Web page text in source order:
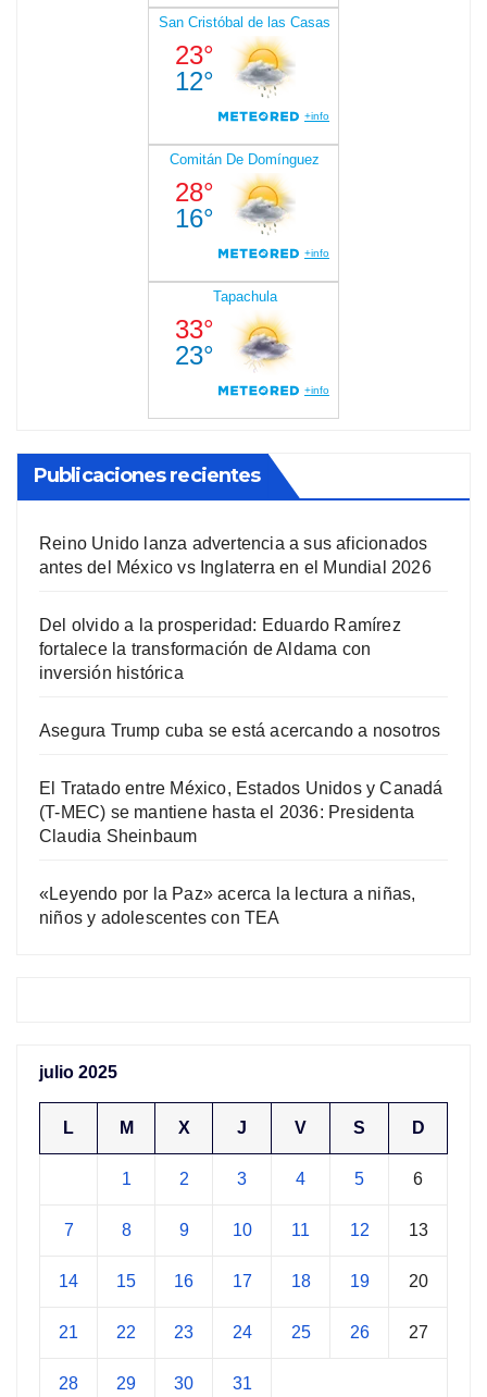
Publicaciones recientes
Reino Unido lanza advertencia a sus aficionados
antes del México vs Inglaterra en el Mundial 2026
Del olvido a la prosperidad: Eduardo Ramírez
fortalece la transformación de Aldama con
inversión histórica
Asegura Trump cuba se está acercando a nosotros
El Tratado entre México, Estados Unidos y Canadá
(T-MEC) se mantiene hasta el 2036: Presidenta
Claudia Sheinbaum
«Leyendo por la Paz» acerca la lectura a niñas,
niños y adolescentes con TEA
julio 2025
L M X J V S D
1 2 3 4 5 6
7 8 9 10 11 12 13
14 15 16 17 18 19 20
21 22 23 24 25 26 27
28 29 30 31